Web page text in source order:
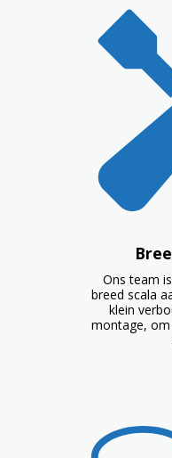
Ons team
breed scala
klein
montage,